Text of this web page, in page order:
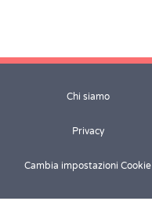
Chi siamo
Privacy
Cambia impostazioni Cookie